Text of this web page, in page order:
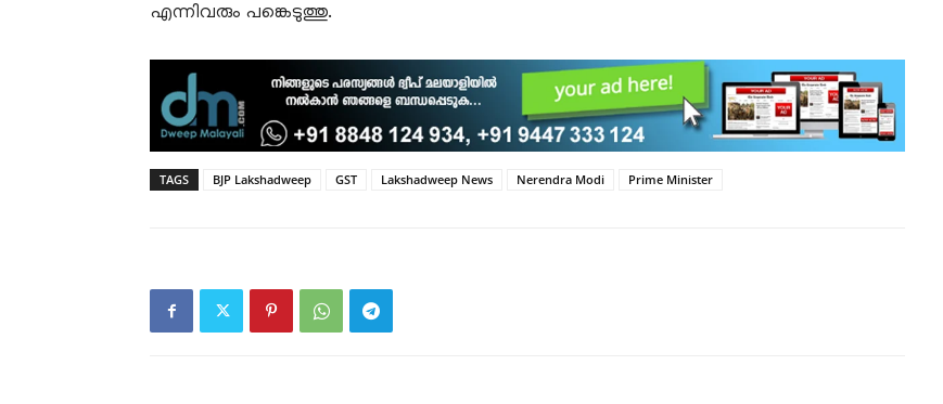
എന്നിവരും പങ്കെടുത്തു.
TAGS BJP Lakshadweep GST Lakshadweep News Nerendra Modi Prime Minister